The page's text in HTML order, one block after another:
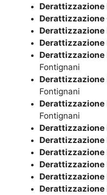
Derattizzazione
Derattizzazione
Derattizzazione
Derattizzazione
Derattizzazione
Fontignani
Derattizzazione
Fontignani
Derattizzazione
Fontignani
Derattizzazione
Derattizzazione
Derattizzazione
Derattizzazione
Derattizzazione
Derattizzazione